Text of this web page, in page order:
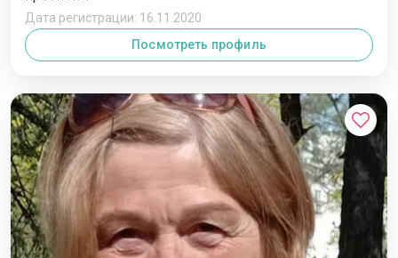
Дата регистрации: 16.11.2020
Посмотреть профиль